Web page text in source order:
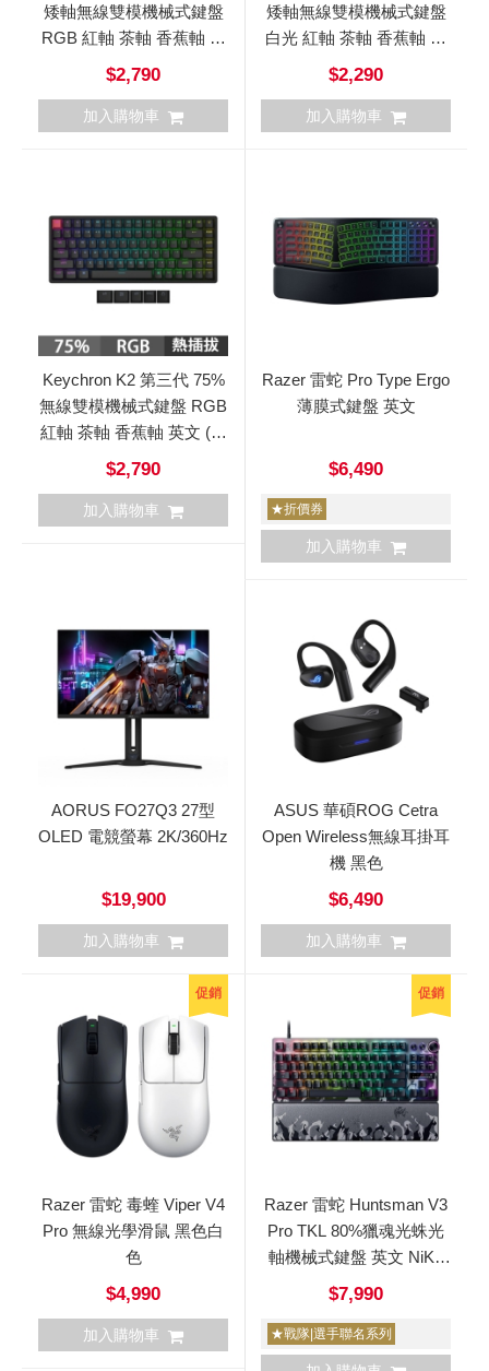
矮軸無線雙模機械式鍵盤
RGB 紅軸 茶軸 香蕉軸 英
文 (熱插拔)
$2,790
加入購物車
矮軸無線雙模機械式鍵盤
白光 紅軸 茶軸 香蕉軸 英
文 (非熱插拔)
$2,290
加入購物車
Keychron K2 第三代 75%
無線雙模機械式鍵盤 RGB
紅軸 茶軸 香蕉軸 英文 (熱
插拔)
$2,790
加入購物車
Razer 雷蛇 Pro Type Ergo
薄膜式鍵盤 英文
$6,490
★折價券
加入購物車
AORUS FO27Q3 27型
OLED 電競螢幕 2K/360Hz
$19,900
加入購物車
ASUS 華碩ROG Cetra
Open Wireless無線耳掛耳
機 黑色
$6,490
加入購物車
促銷
Razer 雷蛇 毒蝰 Viper V4
Pro 無線光學滑鼠 黑色白
色
$4,990
加入購物車
促銷
Razer 雷蛇 Huntsman V3
Pro TKL 80%獵魂光蛛光
軸機械式鍵盤 英文 NiKo
版
$7,990
★戰隊|選手聯名系列